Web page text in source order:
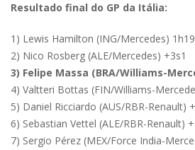
Resultado final do GP da Itália:
1) Lewis Hamilton (ING/Mercedes)
2) Nico Rosberg (ALE/Mercedes) +3s1
3) Felipe Massa (BRA/Williams-
4) Valtteri Bottas (FIN/Williams-
5) Daniel Ricciardo (AUS/RBR-Renault)
6) Sebastian Vettel (ALE/RBR-Renault)
7) Sergio Pérez (MEX/Force India-